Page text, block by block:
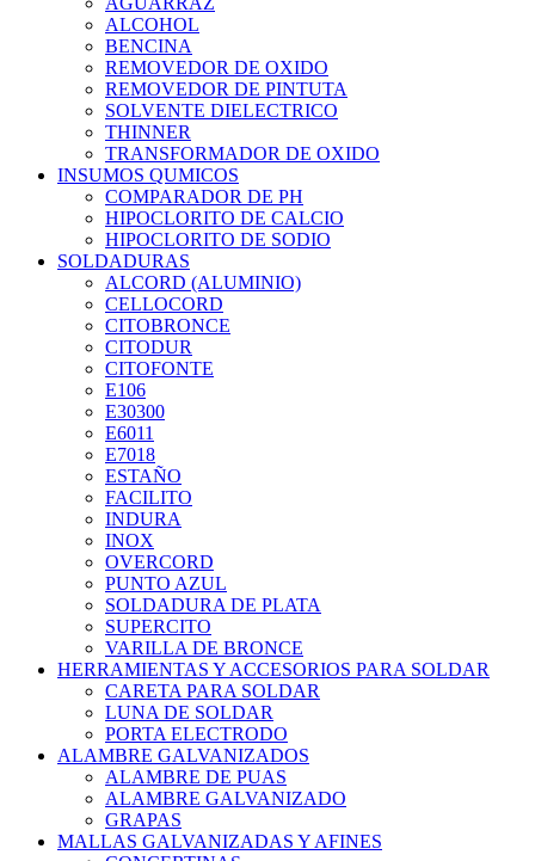
ALCOHOL
BENCINA
REMOVEDOR DE OXIDO
REMOVEDOR DE PINTUTA
SOLVENTE DIELECTRICO
THINNER
TRANSFORMADOR DE OXIDO
INSUMOS QUMICOS
COMPARADOR DE PH
HIPOCLORITO DE CALCIO
HIPOCLORITO DE SODIO
SOLDADURAS
ALCORD (ALUMINIO)
CELLOCORD
CITOBRONCE
CITODUR
CITOFONTE
E106
E30300
E6011
E7018
ESTAÑO
FACILITO
INDURA
INOX
OVERCORD
PUNTO AZUL
SOLDADURA DE PLATA
SUPERCITO
VARILLA DE BRONCE
HERRAMIENTAS Y ACCESORIOS PARA SOLDAR
CARETA PARA SOLDAR
LUNA DE SOLDAR
PORTA ELECTRODO
ALAMBRE GALVANIZADOS
ALAMBRE DE PUAS
ALAMBRE GALVANIZADO
GRAPAS
MALLAS GALVANIZADAS Y AFINES